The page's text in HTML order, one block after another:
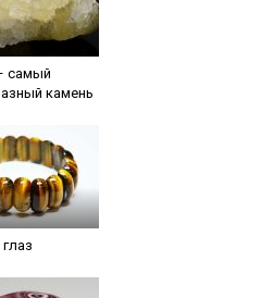
самый
камень